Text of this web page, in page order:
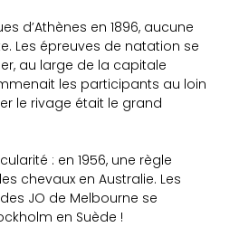
d’Athènes en 1896, aucune
Les épreuves de natation se
au large de la capitale
les participants au loin
le rivage était le grand
: en 1956, une règle
chevaux en Australie. Les
JO de Melbourne se
en Suède !